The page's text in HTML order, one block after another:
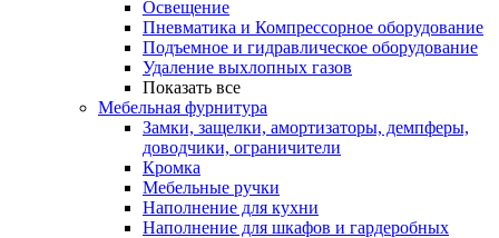
Освещение
Пневматика и Компрессорное оборудование
Подъемное и гидравлическое оборудование
Удаление выхлопных газов
Показать все
Мебельная фурнитура
Замки, защелки, амортизаторы, демпферы,
доводчики, ограничители
Кромка
Мебельные ручки
Наполнение для кухни
Наполнение для шкафов и гардеробных